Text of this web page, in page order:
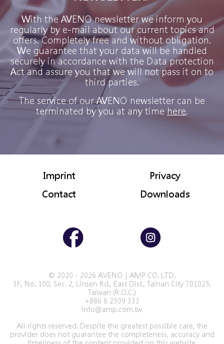
With the AVENO newsletter we inform you
regularly by e-mail about our current topics and
offers. Completely free and without obligation.
We guarantee that your data will be handled
securely in accordance with the Data protection
Act and assure you that we will not pass it on to
third parties.
The service of our AVENO newsletter can be
terminated by you at any timehere.
Imprint
Privacy
Contact
Downloads
© 2020 - 2026 AVENO｜AMP CO. LTD.
3F., No. 100, Sec. 2, Linsen Rd., East Dist., Tainan City 701025,
Taiwan (R.O.C.)
+886 6 2309 333
info@amp.com.tw
All rights reserved. Despite the greatest possible care, the
provider does not guarantee the completeness, accuracy and